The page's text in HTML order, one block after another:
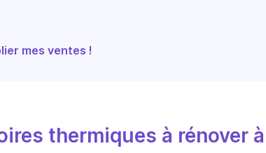
mes ventes !
thermiques à rénover à